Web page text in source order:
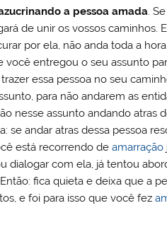
a pessoa amada.
de unir os vossos caminhos.
por ela, não anda toda a
você entregou o seu assunto
essa pessoa no seu
para não andarem as
nesse assunto andando atras
se andar atras dessa pessoa
está recorrendo deamarração
dialogar com ela, já tentou
fica quieta e deixa que a
e foi para isso que você fez